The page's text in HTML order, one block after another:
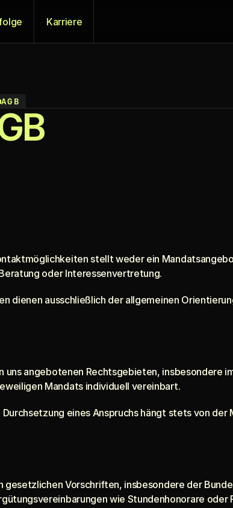
Karriere
AGB
stellt weder ein
oder Interessenvertretung.
dienen ausschließlich der allgemeinen
uns angebotenen Rechtsgebieten,
Mandats individuell vereinbart.
eines Anspruchs hängt stets von
Vorschriften, insbesondere der
wie Stundenhonorare oder